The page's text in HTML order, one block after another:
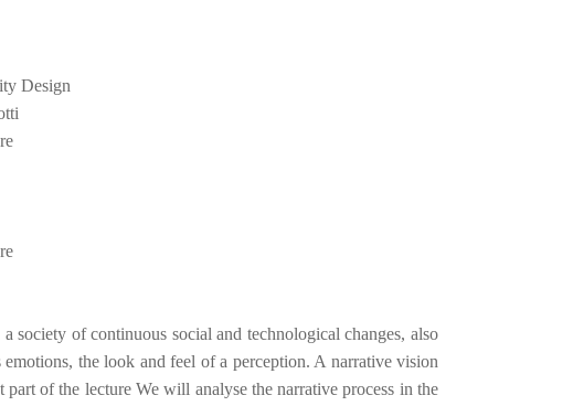
Design
society of continuous social and technological changes, also
the look and feel of a perception. A narrative vision
of the lecture We will analyse the narrative process in the